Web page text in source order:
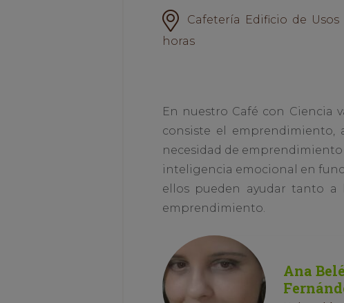
Cafetería Edificio de Usos
horas
En nuestro Café con Ciencia
consiste el emprendimiento,
necesidad de
inteligencia emocional en
ellos pueden ayudar tanto
emprendimiento.
Ana